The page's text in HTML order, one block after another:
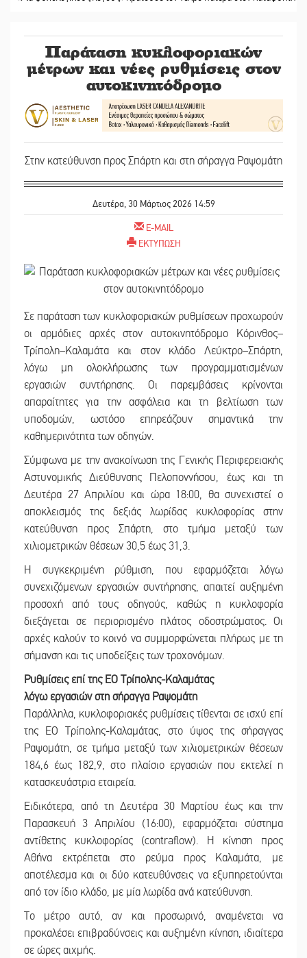
Παράταση κυκλοφοριακών
μέτρων και νέες ρυθμίσεις στον
αυτοκινητόδρομο
Στην κατεύθυνση προς Σπάρτη και στη σήραγγα Ραψομάτη
Δευτέρα, 30 Μάρτιος 2026 14:59
E-MAIL
ΕΚΤΥΠΩΣΗ
Σε παράταση των κυκλοφοριακών ρυθμίσεων προχωρούν
οι αρμόδιες αρχές στον αυτοκινητόδρομο Κόρινθος–
Τρίπολη–Καλαμάτα και στον κλάδο Λεύκτρο–Σπάρτη,
λόγω μη ολοκλήρωσης των προγραμματισμένων
εργασιών συντήρησης. Οι παρεμβάσεις κρίνονται
απαραίτητες για την ασφάλεια και τη βελτίωση των
υποδομών, ωστόσο επηρεάζουν σημαντικά την
καθημερινότητα των οδηγών.
Σύμφωνα με την ανακοίνωση της Γενικής Περιφερειακής
Αστυνομικής Διεύθυνσης Πελοποννήσου, έως και τη
Δευτέρα 27 Απριλίου και ώρα 18:00, θα συνεχιστεί ο
αποκλεισμός της δεξιάς λωρίδας κυκλοφορίας στην
κατεύθυνση προς Σπάρτη, στο τμήμα μεταξύ των
χιλιομετρικών θέσεων 30,5 έως 31,3.
Η συγκεκριμένη ρύθμιση, που εφαρμόζεται λόγω
συνεχιζόμενων εργασιών συντήρησης, απαιτεί αυξημένη
προσοχή από τους οδηγούς, καθώς η κυκλοφορία
διεξάγεται σε περιορισμένο πλάτος οδοστρώματος. Οι
αρχές καλούν το κοινό να συμμορφώνεται πλήρως με τη
σήμανση και τις υποδείξεις των τροχονόμων.
Ρυθμίσεις επί της ΕΟ Τρίπολης-Καλαμάτας
λόγω εργασιών στη σήραγγα Ραψομάτη
Παράλληλα, κυκλοφοριακές ρυθμίσεις τίθενται σε ισχύ επί
της ΕΟ Τρίπολης-Καλαμάτας, στο ύψος της σήραγγας
Ραψομάτη, σε τμήμα μεταξύ των χιλιομετρικών θέσεων
184,6 έως 182,9, στο πλαίσιο εργασιών που εκτελεί η
κατασκευάστρια εταιρεία.
Ειδικότερα, από τη Δευτέρα 30 Μαρτίου έως και την
Παρασκευή 3 Απριλίου (16:00), εφαρμόζεται σύστημα
αντίθετης κυκλοφορίας (contraflow). Η κίνηση προς
Αθήνα εκτρέπεται στο ρεύμα προς Καλαμάτα, με
αποτέλεσμα και οι δύο κατευθύνσεις να εξυπηρετούνται
από τον ίδιο κλάδο, με μία λωρίδα ανά κατεύθυνση.
Το μέτρο αυτό, αν και προσωρινό, αναμένεται να
προκαλέσει επιβραδύνσεις και αυξημένη κίνηση, ιδιαίτερα
σε ώρες αιχμής.